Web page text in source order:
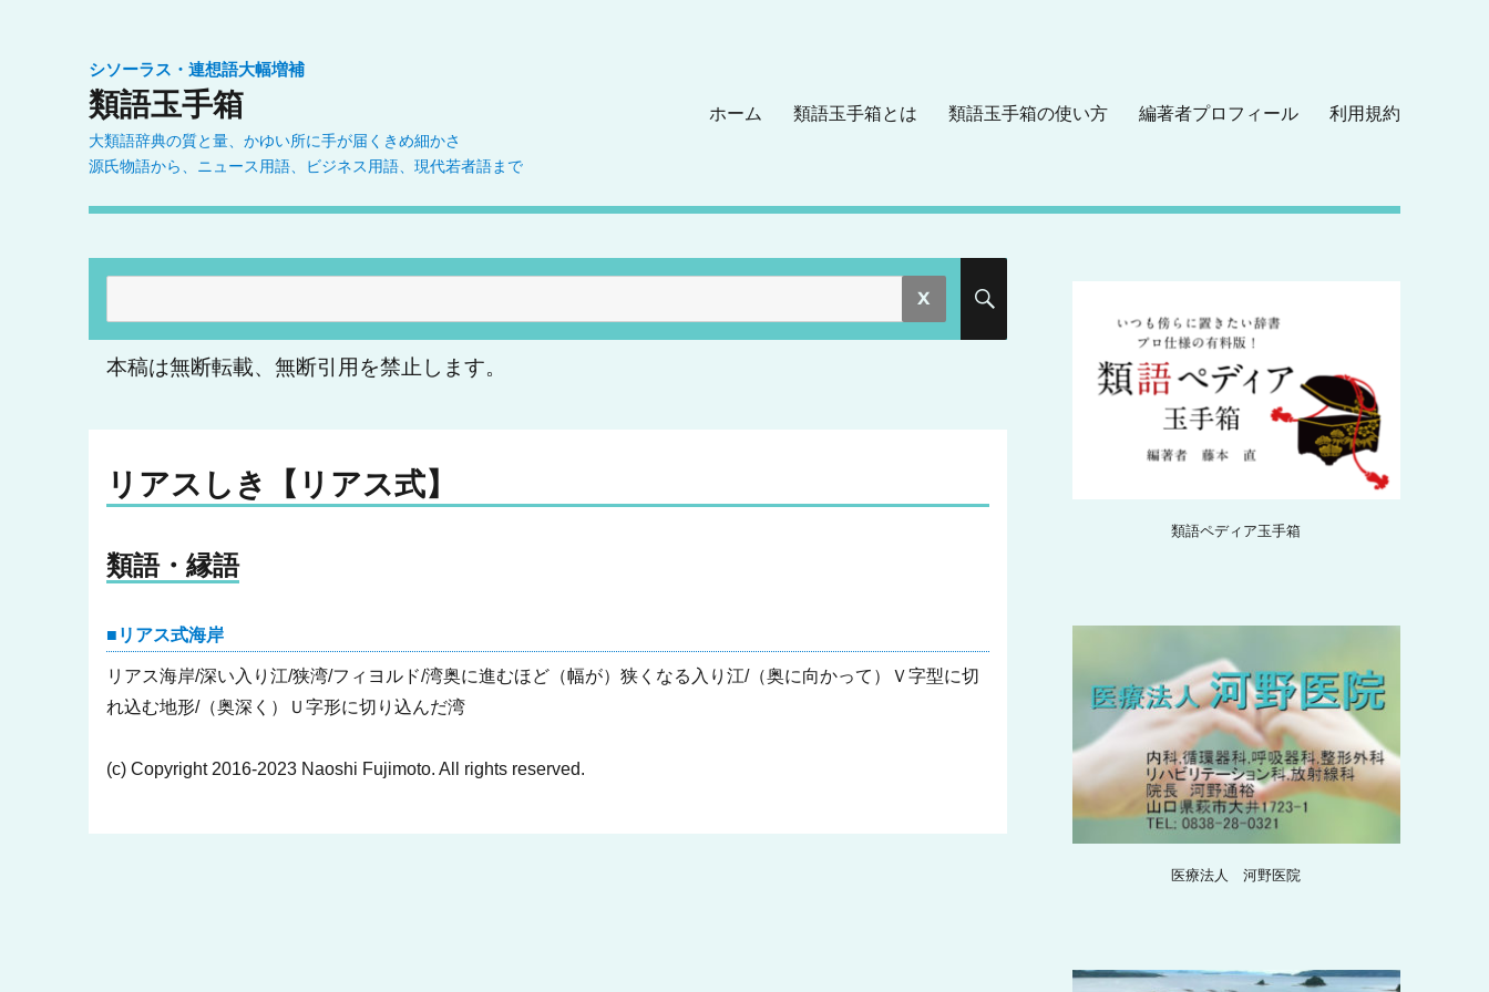
シソーラス・連想語大幅増補
類語玉手箱
大類語辞典の質と量、かゆい所に手が届くきめ細かさ
源氏物語から、ニュース用語、ビジネス用語、現代若者語まで
ホーム 類語玉手箱とは 類語玉手箱の使い方 編著者プロフィール 利用規約
索:
本稿は無断転載、無断引用を禁止します。
リアスしき【リアス式】
類語・縁語
リアス式海岸
リアス海岸/深い入り江/狭湾/フィヨルド/湾奥に進むほど（幅が）狭くなる入り江/（奥に向かって）Ｖ字型に切
れ込む地形/（奥深く）Ｕ字形に切り込んだ湾
(c) Copyright 2016-2023 Naoshi Fujimoto. All rights reserved.
類語ペディア玉手箱
医療法人 河野医院